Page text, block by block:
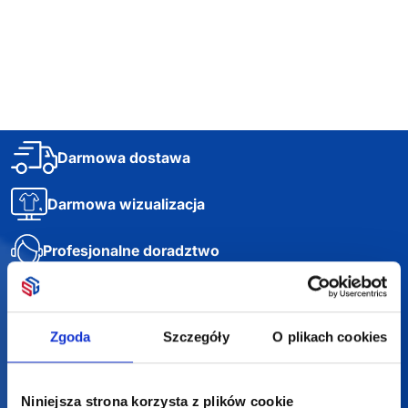
Zgoda Szczegóły O plikach cookies
Niniejsza strona korzysta z plików cookie
Darmowa dostawa
Darmowa wizualizacja
Profesjonalne doradztwo